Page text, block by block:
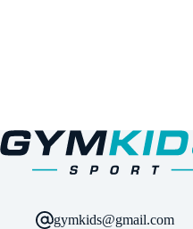
gymkids@gmail.com